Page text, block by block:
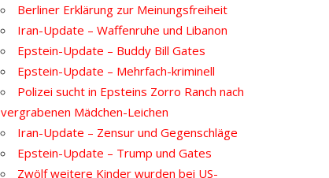
Berliner Erklärung zur Meinungsfreiheit
Iran-Update – Waffenruhe und Libanon
Epstein-Update – Buddy Bill Gates
Epstein-Update – Mehrfach-kriminell
Polizei sucht in Epsteins Zorro Ranch nach
vergrabenen Mädchen-Leichen
Iran-Update – Zensur und Gegenschläge
Epstein-Update – Trump und Gates
Zwölf weitere Kinder wurden bei US-